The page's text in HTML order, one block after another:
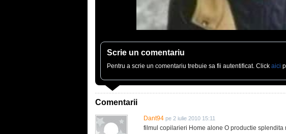
Scrie un comentariu
Pentru a scrie un comentariu trebuie sa fii autentificat. Click aici
Comentarii
Dant94 pe 2 iulie 2010 15:11
filmul copilarieri Home alone O productie splendita